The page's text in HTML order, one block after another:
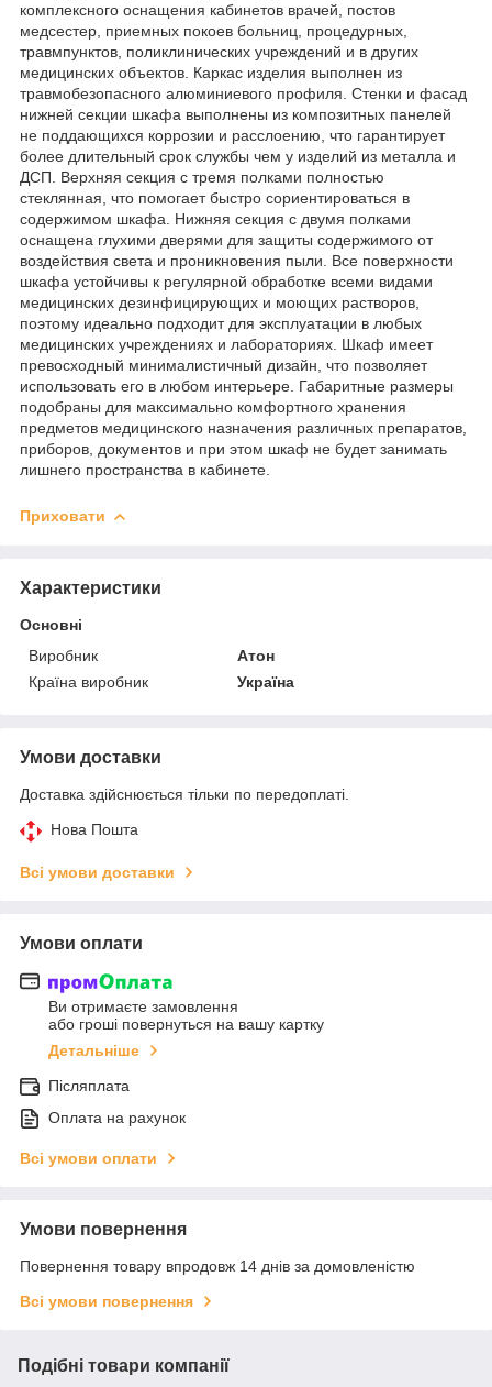
комплексного оснащения кабинетов врачей, постов
медсестер, приемных покоев больниц, процедурных,
травмпунктов, поликлинических учреждений и в других
медицинских объектов. Каркас изделия выполнен из
травмобезопасного алюминиевого профиля. Стенки и фасад
нижней секции шкафа выполнены из композитных панелей
не поддающихся коррозии и расслоению, что гарантирует
более длительный срок службы чем у изделий из металла и
ДСП. Верхняя секция с тремя полками полностью
стеклянная, что помогает быстро сориентироваться в
содержимом шкафа. Нижняя секция с двумя полками
оснащена глухими дверями для защиты содержимого от
воздействия света и проникновения пыли. Все поверхности
шкафа устойчивы к регулярной обработке всеми видами
медицинских дезинфицирующих и моющих растворов,
поэтому идеально подходит для эксплуатации в любых
медицинских учреждениях и лабораториях. Шкаф имеет
превосходный минималистичный дизайн, что позволяет
использовать его в любом интерьере. Габаритные размеры
подобраны для максимально комфортного хранения
предметов медицинского назначения различных препаратов,
приборов, документов и при этом шкаф не будет занимать
лишнего пространства в кабинете.
Приховати
Характеристики
Основні
Виробник
Атон
Країна виробник
Україна
Умови доставки
Доставка здійснюється тільки по передоплаті.
Нова Пошта
Всі умови доставки
Умови оплати
Ви отримаєте замовлення
або гроші повернуться на вашу картку
Детальніше
Післяплата
Оплата на рахунок
Всі умови оплати
Умови повернення
Повернення товару впродовж 14 днів за домовленістю
Всі умови повернення
Подібні товари компанії